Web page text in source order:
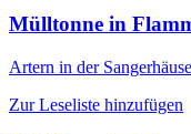
Mülltonne in
Artern in der
Zur Leseliste hinzufügen